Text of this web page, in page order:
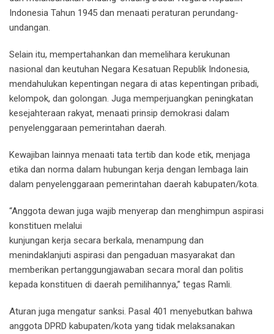
Indonesia Tahun 1945 dan menaati peraturan perundang-
undangan.
Selain itu, mempertahankan dan memelihara kerukunan
nasional dan keutuhan Negara Kesatuan Republik Indonesia,
mendahulukan kepentingan negara di atas kepentingan pribadi,
kelompok, dan golongan. Juga memperjuangkan peningkatan
kesejahteraan rakyat, menaati prinsip demokrasi dalam
penyelenggaraan pemerintahan daerah.
Kewajiban lainnya menaati tata tertib dan kode etik, menjaga
etika dan norma dalam hubungan kerja dengan lembaga lain
dalam penyelenggaraan pemerintahan daerah kabupaten/kota.
“Anggota dewan juga wajib menyerap dan menghimpun aspirasi
konstituen melalui
kunjungan kerja secara berkala, menampung dan
menindaklanjuti aspirasi dan pengaduan masyarakat dan
memberikan pertanggungjawaban secara moral dan politis
kepada konstituen di daerah pemilihannya,” tegas Ramli.
Aturan juga mengatur sanksi. Pasal 401 menyebutkan bahwa
anggota DPRD kabupaten/kota yang tidak melaksanakan